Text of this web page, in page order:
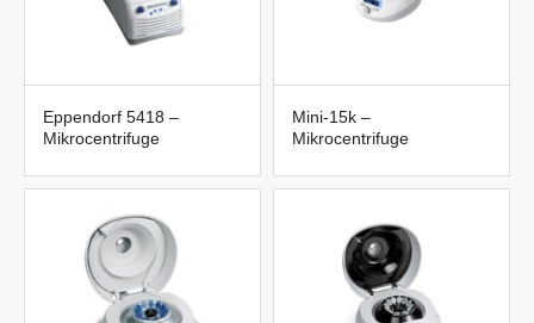
Eppendorf 5418 –
Mikrocentrifuge
Mini-15k –
Mikrocentrifuge